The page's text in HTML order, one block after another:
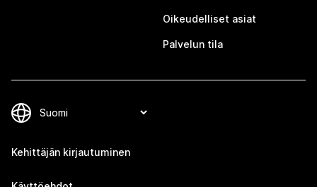
Oikeudelliset asiat
Palvelun tila
Kehittäjän kirjautuminen